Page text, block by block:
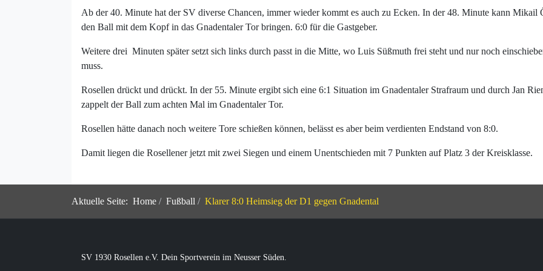
Ab der 40. Minute hat der SV diverse Chancen, immer wieder kommt es auch zu Ecken. In der 48. Minute kann Mikail
den Ball mit dem Kopf in das Gnadentaler Tor bringen. 6:0 für die Gastgeber.
Weitere drei Minuten später setzt sich links durch passt in die Mitte, wo Luis Süßmuth frei steht und nur noch
muss.
Rosellen drückt und drückt. In der 55. Minute ergibt sich eine 6:1 Situation im Gnadentaler Strafraum und durch Jan
zappelt der Ball zum achten Mal im Gnadentaler Tor.
Rosellen hätte danach noch weitere Tore schießen können, belässt es aber beim verdienten Endstand von 8:0.
Damit liegen die Rosellener jetzt mit zwei Siegen und einem Unentschieden mit 7 Punkten auf Platz 3 der Kreisklasse.
Aktuelle Seite: Home Fußball Klarer 8:0 Heimsieg der D1 gegen Gnadental
SV 1930 Rosellen e.V. Dein Sportverein im Neusser Süden.